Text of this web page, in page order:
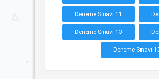
Deneme Sınavı 11
Deneme Sınavı 13
Deneme Sınavı